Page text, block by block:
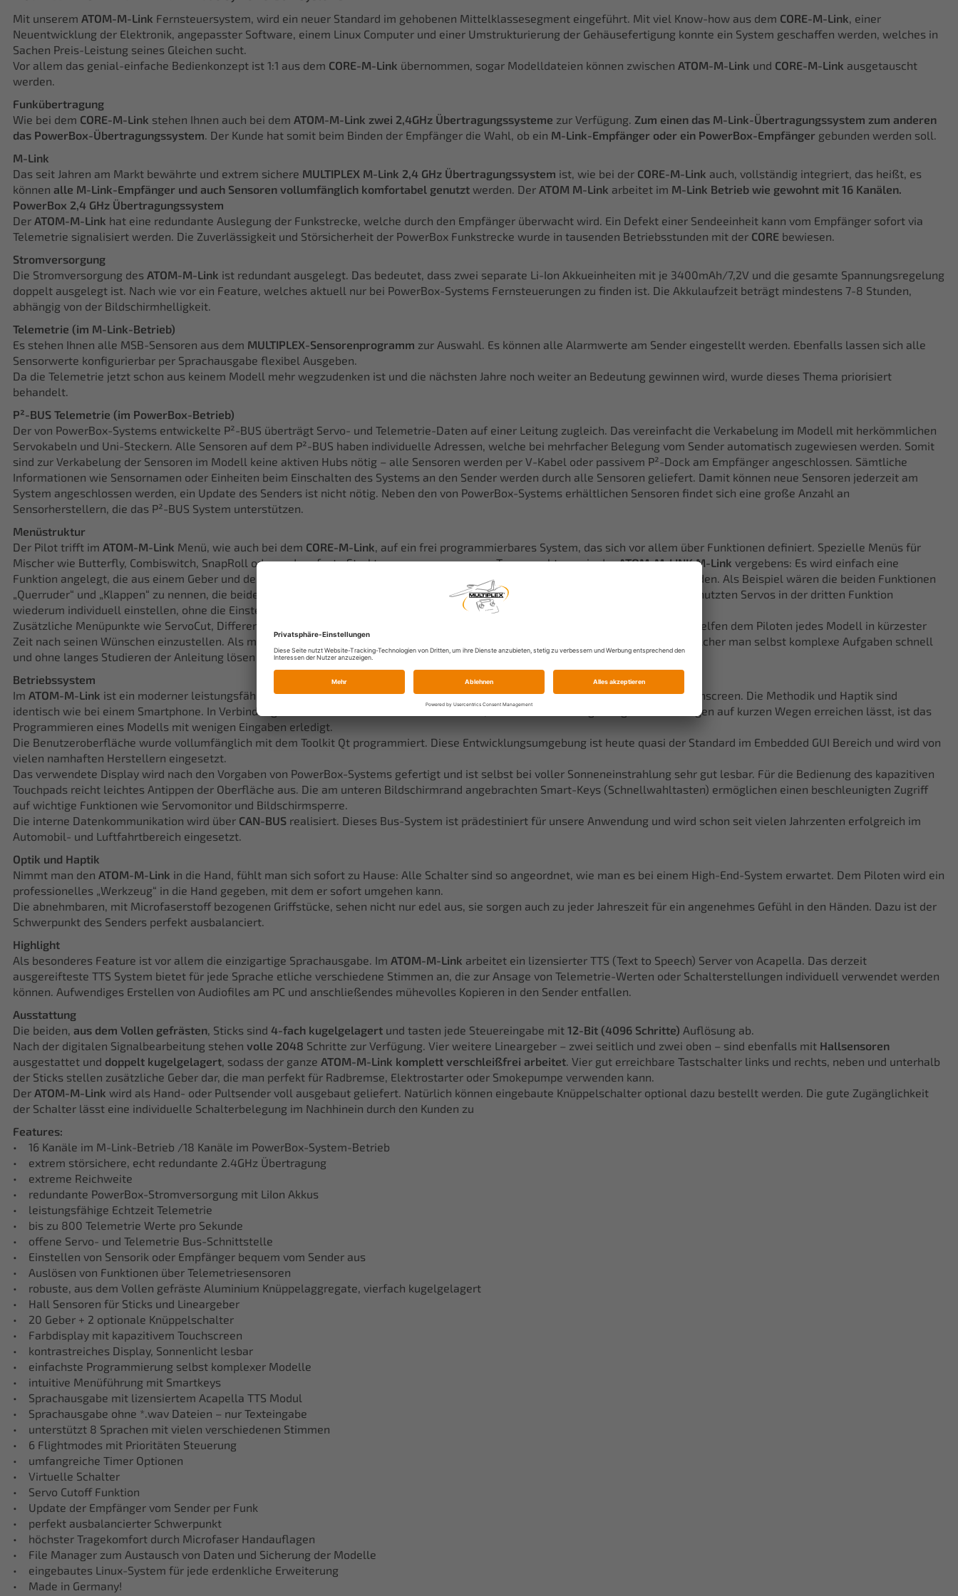
Mit unserem ATOM-M-Link Fernsteuersystem, wird ein neuer Standard im gehobenen Mittelklassesegment eingeführt. Mit viel Know-how aus dem CORE-M-Link, einer
Neuentwicklung der Elektronik, angepasster Software, einem Linux Computer und einer Umstrukturierung der Gehäusefertigung konnte ein System geschaffen werden, welches in
Sachen Preis-Leistung seines Gleichen sucht.
Vor allem das genial-einfache Bedienkonzept ist 1:1 aus dem CORE-M-Link übernommen, sogar Modelldateien können zwischen ATOM-M-Link und CORE-M-Link ausgetauscht
werden.
Funkübertragung
Wie bei dem CORE-M-Link stehen Ihnen auch bei dem ATOM-M-Link zwei 2,4GHz Übertragungssysteme zur Verfügung. Zum einen das M-Link-Übertragungssystem zum anderen
das PowerBox-Übertragungssystem. Der Kunde hat somit beim Binden der Empfänger die Wahl, ob ein M-Link-Empfänger oder ein PowerBox-Empfänger gebunden werden soll.
M-Link
Das seit Jahren am Markt bewährte und extrem sichere MULTIPLEX M-Link 2,4 GHz Übertragungssystem ist, wie bei der CORE-M-Link auch, vollständig integriert, das heißt, es
können alle M-Link-Empfänger und auch Sensoren vollumfänglich komfortabel genutzt werden. Der ATOM M-Link arbeitet im M-Link Betrieb wie gewohnt mit 16 Kanälen.
PowerBox 2,4 GHz Übertragungssystem
Der ATOM-M-Link hat eine redundante Auslegung der Funkstrecke, welche durch den Empfänger überwacht wird. Ein Defekt einer Sendeeinheit kann vom Empfänger sofort via
Telemetrie signalisiert werden. Die Zuverlässigkeit und Störsicherheit der PowerBox Funkstrecke wurde in tausenden Betriebsstunden mit der CORE bewiesen.
Stromversorgung
Die Stromversorgung des ATOM-M-Link ist redundant ausgelegt. Das bedeutet, dass zwei separate Li-Ion Akkueinheiten mit je 3400mAh/7,2V und die gesamte Spannungsregelung
doppelt ausgelegt ist. Nach wie vor ein Feature, welches aktuell nur bei PowerBox-Systems Fernsteuerungen zu finden ist. Die Akkulaufzeit beträgt mindestens 7-8 Stunden,
abhängig von der Bildschirmhelligkeit.
Telemetrie (im M-Link-Betrieb)
Es stehen Ihnen alle MSB-Sensoren aus dem MULTIPLEX-Sensorenprogramm zur Auswahl. Es können alle Alarmwerte am Sender eingestellt werden. Ebenfalls lassen sich alle
Sensorwerte konfigurierbar per Sprachausgabe flexibel Ausgeben.
Da die Telemetrie jetzt schon aus keinem Modell mehr wegzudenken ist und die nächsten Jahre noch weiter an Bedeutung gewinnen wird, wurde dieses Thema priorisiert
behandelt.
P²-BUS Telemetrie (im PowerBox-Betrieb)
Der von PowerBox-Systems entwickelte P²-BUS überträgt Servo- und Telemetrie-Daten auf einer Leitung zugleich. Das vereinfacht die Verkabelung im Modell mit herkömmlichen
Servokabeln und Uni-Steckern. Alle Sensoren auf dem P²-BUS haben individuelle Adressen, welche bei mehrfacher Belegung vom Sender automatisch zugewiesen werden. Somit
sind zur Verkabelung der Sensoren im Modell keine aktiven Hubs nötig – alle Sensoren werden per V-Kabel oder passivem P²-Dock am Empfänger angeschlossen. Sämtliche
Informationen wie Sensornamen oder Einheiten beim Einschalten des Systems an den Sender werden durch alle Sensoren geliefert. Damit können neue Sensoren jederzeit am
System angeschlossen werden, ein Update des Senders ist nicht nötig. Neben den von PowerBox-Systems erhältlichen Sensoren findet sich eine große Anzahl an
Sensorherstellern, die das P²-BUS System unterstützen.
Menüstruktur
Der Pilot trifft im ATOM-M-Link Menü, wie auch bei dem CORE-M-Link, auf ein frei programmierbares System, das sich vor allem über Funktionen definiert. Spezielle Menüs für
Mischer wie Butterfly, Combiswitch, SnapRoll oder andere feste Strukturen aus vergangenen Tagen sucht man in derATOM-M-LINK M-Link vergebens: Es wird einfach eine
Funktion angelegt, die aus einem Geber und den zugeordneten Servos besteht. Servos können mehreren Funktionen zugeordnet werden. Als Beispiel wären die beiden Funktionen
„Querruder“ und „Klappen“ zu nennen, die beide für sich getrennt funktionieren. Eine weitere Funktion „Butterfly“ lässt die bereits genutzten Servos in der dritten Funktion
wiederum individuell einstellen, ohne die Einstellungen der beiden ersten Funktionen zu verändern.
Zusätzliche Menüpunkte wie ServoCut, Differenzierung oder virtuelle Schalter sind grundsätzlich ebenfalls universell gehalten und helfen dem Piloten jedes Modell in kürzester
Zeit nach seinen Wünschen einzustellen. Als mächtiges Werkzeug kommt eine leicht verständliche Flugphasenstruktur dazu, mit welcher man selbst komplexe Aufgaben schnell
und ohne langes Studieren der Anleitung lösen kann.
Betriebssystem
Im ATOM-M-Link ist ein moderner leistungsfähiger Linux Industrie-PC eingebaut. Die Bedienung erfolgt ausschließlich über den Touchscreen. Die Methodik und Haptik sind
identisch wie bei einem Smartphone. In Verbindung mit einer intuitiven Benutzeroberfläche, die alle zusammengehörigen Einstellungen auf kurzen Wegen erreichen lässt, ist das
Programmieren eines Modells mit wenigen Eingaben erledigt.
Die Benutzeroberfläche wurde vollumfänglich mit dem Toolkit Qt programmiert. Diese Entwicklungsumgebung ist heute quasi der Standard im Embedded GUI Bereich und wird von
vielen namhaften Herstellern eingesetzt.
Das verwendete Display wird nach den Vorgaben von PowerBox-Systems gefertigt und ist selbst bei voller Sonneneinstrahlung sehr gut lesbar. Für die Bedienung des kapazitiven
Touchpads reicht leichtes Antippen der Oberfläche aus. Die am unteren Bildschirmrand angebrachten Smart-Keys (Schnellwahltasten) ermöglichen einen beschleunigten Zugriff
auf wichtige Funktionen wie Servomonitor und Bildschirmsperre.
Die interne Datenkommunikation wird über CAN-BUS realisiert. Dieses Bus-System ist prädestiniert für unsere Anwendung und wird schon seit vielen Jahrzenten erfolgreich im
Automobil- und Luftfahrtbereich eingesetzt.
Optik und Haptik
Nimmt man den ATOM-M-Link in die Hand, fühlt man sich sofort zu Hause: Alle Schalter sind so angeordnet, wie man es bei einem High-End-System erwartet. Dem Piloten wird ein
professionelles „Werkzeug“ in die Hand gegeben, mit dem er sofort umgehen kann.
Die abnehmbaren, mit Microfaserstoff bezogenen Griffstücke, sehen nicht nur edel aus, sie sorgen auch zu jeder Jahreszeit für ein angenehmes Gefühl in den Händen. Dazu ist der
Schwerpunkt des Senders perfekt ausbalanciert.
Highlight
Als besonderes Feature ist vor allem die einzigartige Sprachausgabe. Im ATOM-M-Link arbeitet ein lizensierter TTS (Text to Speech) Server von Acapella. Das derzeit
ausgereifteste TTS System bietet für jede Sprache etliche verschiedene Stimmen an, die zur Ansage von Telemetrie-Werten oder Schalterstellungen individuell verwendet werden
können. Aufwendiges Erstellen von Audiofiles am PC und anschließendes mühevolles Kopieren in den Sender entfallen.
Ausstattung
Die beiden, aus dem Vollen gefrästen, Sticks sind 4-fach kugelgelagert und tasten jede Steuereingabe mit 12-Bit (4096 Schritte) Auflösung ab.
Nach der digitalen Signalbearbeitung stehen volle 2048 Schritte zur Verfügung. Vier weitere Lineargeber – zwei seitlich und zwei oben – sind ebenfalls mit Hallsensoren
ausgestattet und doppelt kugelgelagert, sodass der ganze ATOM-M-Link komplett verschleißfrei arbeitet. Vier gut erreichbare Tastschalter links und rechts, neben und unterhalb
der Sticks stellen zusätzliche Geber dar, die man perfekt für Radbremse, Elektrostarter oder Smokepumpe verwenden kann.
Der ATOM-M-Link wird als Hand- oder Pultsender voll ausgebaut geliefert. Natürlich können eingebaute Knüppelschalter optional dazu bestellt werden. Die gute Zugänglichkeit
der Schalter lässt eine individuelle Schalterbelegung im Nachhinein durch den Kunden zu
Features:
• 16 Kanäle im M-Link-Betrieb /18 Kanäle im PowerBox-System-Betrieb
• extrem störsichere, echt redundante 2.4GHz Übertragung
• extreme Reichweite
• redundante PowerBox-Stromversorgung mit LiIon Akkus
• leistungsfähige Echtzeit Telemetrie
• bis zu 800 Telemetrie Werte pro Sekunde
• offene Servo- und Telemetrie Bus-Schnittstelle
• Einstellen von Sensorik oder Empfänger bequem vom Sender aus
• Auslösen von Funktionen über Telemetriesensoren
• robuste, aus dem Vollen gefräste Aluminium Knüppelaggregate, vierfach kugelgelagert
• Hall Sensoren für Sticks und Lineargeber
• 20 Geber + 2 optionale Knüppelschalter
• Farbdisplay mit kapazitivem Touchscreen
• kontrastreiches Display, Sonnenlicht lesbar
• einfachste Programmierung selbst komplexer Modelle
• intuitive Menüführung mit Smartkeys
• Sprachausgabe mit lizensiertem Acapella TTS Modul
• Sprachausgabe ohne *.wav Dateien – nur Texteingabe
• unterstützt 8 Sprachen mit vielen verschiedenen Stimmen
• 6 Flightmodes mit Prioritäten Steuerung
• umfangreiche Timer Optionen
• Virtuelle Schalter
• Servo Cutoff Funktion
• Update der Empfänger vom Sender per Funk
• perfekt ausbalancierter Schwerpunkt
• höchster Tragekomfort durch Microfaser Handauflagen
• File Manager zum Austausch von Daten und Sicherung der Modelle
• eingebautes Linux-System für jede erdenkliche Erweiterung
• Made in Germany!